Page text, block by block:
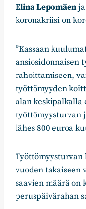
Elina Lepomäen
koronakriisi on
”Kassaan
ansiosidonnaisen
rahoittamiseen,
työttömyyden
alan keskipalkalla
työttömyysturvan
lähes 800 euroa
Työttömyysturvan
vuoden takaiseen
saavien määrä on
peruspäivärahan